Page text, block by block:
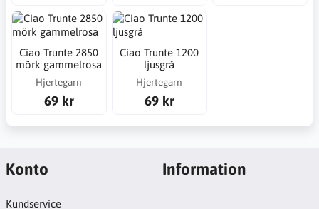
Ciao Trunte 2850
mörk gammelrosa
Hjertegarn
69 kr
Ciao Trunte 1200
ljusgrå
Hjertegarn
69 kr
Konto
Kundservice
Information